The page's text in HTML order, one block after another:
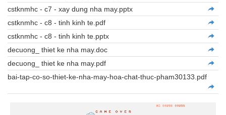
cstknmhc - c7 - xay dung nha may.pptx
cstknmhc - c8 - tinh kinh te.pdf
cstknmhc - c8 - tinh kinh te.pptx
decuong_ thiet ke nha may.doc
decuong_ thiet ke nha may.pdf
bai-tap-co-so-thiet-ke-nha-may-hoa-chat-thuc-pham30133.pdf